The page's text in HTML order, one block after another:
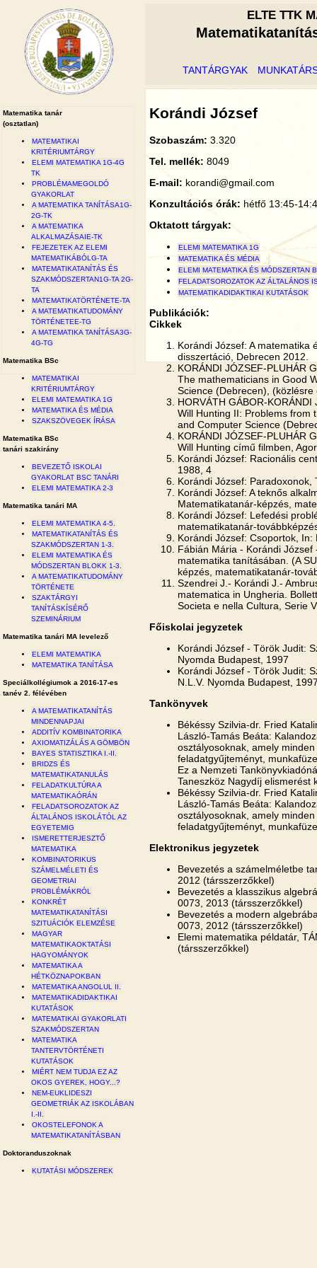
ELTE TTK
TANTÁRGYAK
Matematika tanár
(osztatlan)
MATEMATIKAI
KRITÉRIUMTÁRGY
ELEMI MATEMATIKA 1G-4G
TK
PROBLÉMAMEGOLDÓ
GYAKORLAT
A MATEMATIKA TANÍTÁSA1G-
2G-TK
A MATEMATIKA
ALKALMAZÁSAIE-TK
FEJEZETEK AZ ELEMI
MATEMATIKÁBÓLG-TA
MATEMATIKATANÍTÁS ÉS
SZAKMÓDSZERTAN1G-TA 2G-
TA
MATEMATIKATÖRTÉNETE-TA
A MATEMATIKATUDOMÁNY
TÖRTÉNETEE-TG
A MATEMATIKA TANÍTÁSA3G-
4G-TG
Matematika BSc
MATEMATIKAI
KRITÉRIUMTÁRGY
ELEMI MATEMATIKA 1G
MATEMATIKA ÉS MÉDIA
SZAKSZÖVEGEK ÍRÁSA
Matematika BSc
tanári szakirány
BEVEZETŐ ISKOLAI
GYAKORLAT BSC TANÁRI
ELEMI MATEMATIKA 2-3
Matematika tanári MA
ELEMI MATEMATIKA 4-5.
MATEMATIKATANÍTÁS ÉS
SZAKMÓDSZERTAN 1-3.
ELEMI MATEMATIKA ÉS
MÓDSZERTAN BLOKK 1-3.
A MATEMATIKATUDOMÁNY
TÖRTÉNETE
SZAKTÁRGYI
TANÍTÁSKÍSÉRŐ
SZEMINÁRIUM
Matematika tanári MA levelező
ELEMI MATEMATIKA
MATEMATIKA TANÍTÁSA
Speciálkollégiumok a 2016-17-es
tanév 2. félévében
A MATEMATIKATANÍTÁS
MINDENNAPJAI
ADDITÍV KOMBINATORIKA
AXIOMATIZÁLÁS A GÖMBÖN
BAYES STATISZTIKA I.-II.
BRIDZS ÉS
MATEMATIKATANULÁS
FELADATKULTÚRA A
MATEMATIKAÓRÁN
FELADATSOROZATOK AZ
ÁLTALÁNOS ISKOLÁTÓL AZ
EGYETEMIG
ISMERETTERJESZTŐ
MATEMATIKA
KOMBINATORIKUS
SZÁMELMÉLETI ÉS
GEOMETRIAI
PROBLÉMÁKRÓL
KONKRÉT
MATEMATIKATANÍTÁSI
SZITUÁCIÓK ELEMZÉSE
MAGYAR
MATEMATIKAOKTATÁSI
HAGYOMÁNYOK
MATEMATIKA A
HÉTKÖZNAPOKBAN
MATEMATIKA ANGOLUL II.
MATEMATIKADIDAKTIKAI
KUTATÁSOK
MATEMATIKAI GYAKORLATI
SZAKMÓDSZERTAN
MATEMATIKA
TANTERVTÖRTÉNETI
KUTATÁSOK
MIÉRT NEM TUDJA EZ AZ
OKOS GYEREK, HOGY...?
NEM-EUKLIDESZI
GEOMETRIÁK AZ ISKOLÁBAN
I.-II.
OKOSTELEFONOK A
MATEMATIKATANÍTÁSBAN
Doktoranduszoknak
KUTATÁSI MÓDSZEREK
Korándi József
Szobaszám: 3.320
Tel. mellék: 8049
E-mail: korandi@gmail.com
Konzultációs órák: hétfő 13:45-
Oktatott tárgyak:
ELEMI MATEMATIKA 1G
MATEMATIKA ÉS MÉDIA
ELEMI MATEMATIKA ÉS MÓDSZERTAN
FELADATSOROZATOK AZ ÁLTALÁNOS
MATEMATIKADIDAKTIKAI KUTATÁSOK
Publikációk:
Cikkek
Korándi József: A matematika
disszertáció, Debrecen 2012.
KORÁNDI JÓZSEF-PLUHÁR
The mathematicians in Good
Science (Debrecen), (közlésre
HORVÁTH GÁBOR-
Will Hunting II: Problems from
and Computer Science
KORÁNDI JÓZSEF-PLUHÁR
Will Hunting című filmben,
Korándi József: Racionális
1988, 4
Korándi József: Paradoxonok,
Korándi József: A teknős
Matematikatanár-képzés,
Korándi József: Lefedési
matematikatanár-
Korándi József: Csoportok,
Fábián Mária - Korándi
matematika tanításában. (A
képzés, matematikatanár-
Szendrei J.- Korándi J.-
matematica in Ungheria.
Societa e nella Cultura, Serie
Főiskolai jegyzetek
Korándi József - Török Judit:
Nyomda Budapest, 1997
Korándi József - Török Judit:
N.L.V. Nyomda Budapest,
Tankönyvek
Békéssy Szilvia-dr. Fried
László-Tamás Beáta:
osztályosoknak, amely
feladatgyűjteményt,
Ez a Nemzeti
Taneszköz Nagydíj elismerést
Békéssy Szilvia-dr. Fried
László-Tamás Beáta:
osztályosoknak, amely
feladatgyűjteményt,
Elektronikus jegyzetek
Bevezetés a számelméletbe
2012 (társszerzőkkel)
Bevezetés a klasszikus
0073, 2013 (társszerzőkkel)
Bevezetés a modern
0073, 2012 (társszerzőkkel)
Elemi matematika példatár,
(társszerzőkkel)